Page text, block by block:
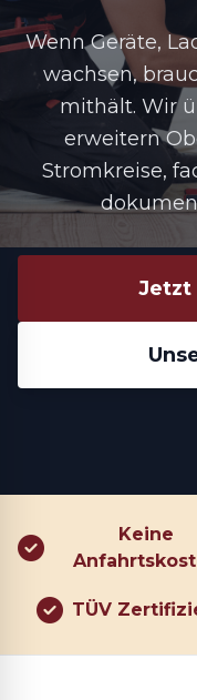
Wenn Geräte,
wachsen,
mithält. Wir
erweitern
Stromkreise,
Jetzt
Keine
TÜV